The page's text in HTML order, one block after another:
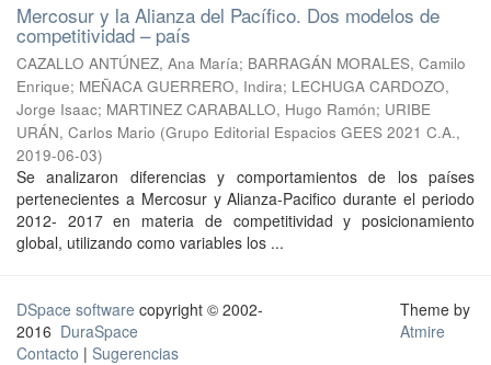
Mercosur y la Alianza del Pacífico. Dos modelos de
competitividad – país
CAZALLO ANTÚNEZ, Ana María; BARRAGÁN MORALES, Camilo
Enrique; MEÑACA GUERRERO, Indira; LECHUGA CARDOZO,
Jorge Isaac; MARTINEZ CARABALLO, Hugo Ramón; URIBE
URÁN, Carlos Mario (Grupo Editorial Espacios GEES 2021 C.A.,
2019-06-03)
Se analizaron diferencias y comportamientos de los países
pertenecientes a Mercosur y Alianza-Pacifico durante el periodo
2012- 2017 en materia de competitividad y posicionamiento
global, utilizando como variables los ...
DSpace software copyright © 2002-
2016 DuraSpace
Contacto | Sugerencias
Theme by
Atmire